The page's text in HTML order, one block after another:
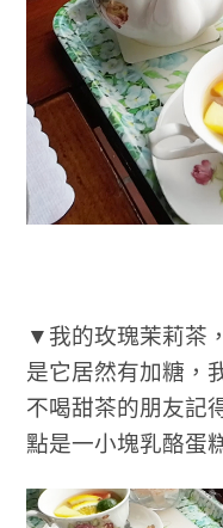
▼我的玫瑰茉莉茶
是它居然有加糖，
不喝甜茶的朋友記
點是一小塊乳酪蛋